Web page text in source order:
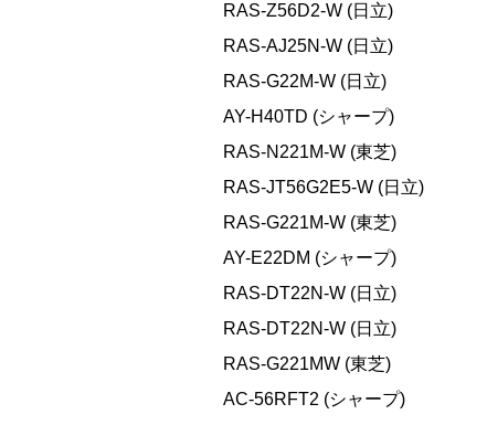
RAS-Z56D2-W (日立)
RAS-AJ25N-W (日立)
RAS-G22M-W (日立)
AY-H40TD (シャープ)
RAS-N221M-W (東芝)
RAS-JT56G2E5-W (日立)
RAS-G221M-W (東芝)
AY-E22DM (シャープ)
RAS-DT22N-W (日立)
RAS-DT22N-W (日立)
RAS-G221MW (東芝)
AC-56RFT2 (シャープ)